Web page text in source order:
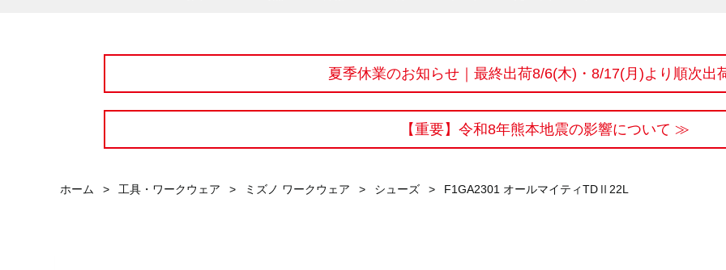
夏季休業のお知らせ｜最終出荷8/6(木)・8/17(月)より順次出
【重要】令和8年熊本地震の影響について ≫
ホーム > 工具・ワークウェア > ミズノ ワークウェア > シューズ > F1GA2301 オールマイティTDⅡ22L